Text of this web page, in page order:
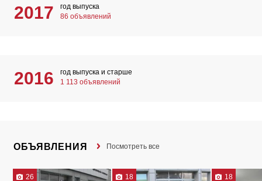
2017
год выпуска
86 объявлений
2016
год выпуска и старше
1 113 объявлений
ОБЪЯВЛЕНИЯ Посмотреть все
26 18 18